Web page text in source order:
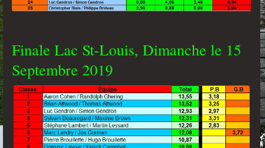
Finale Lac St-Louis, Dimanche le 15
Septembre 2019